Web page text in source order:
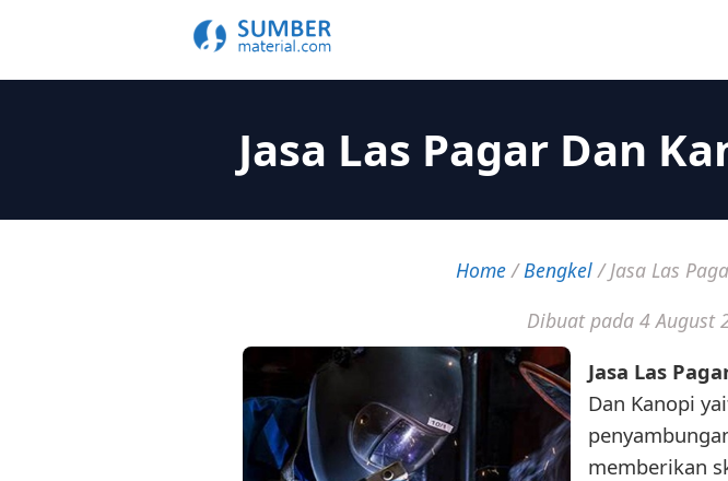
Jasa Las Pagar Dan
Home/Bengkel/Jasa Las
Dibuat pada 4 August
Jasa Las
Dan Kanopi
memberikan